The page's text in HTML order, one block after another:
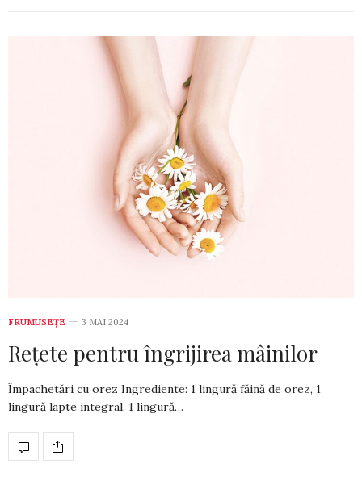
FRUMUSEȚE 3 MAI 2024
Rețete pentru îngrijirea mâinilor
Împachetări cu orez Ingrediente: 1 lingură făină de orez, 1
lingură lapte integral, 1 lin­gu­ră…